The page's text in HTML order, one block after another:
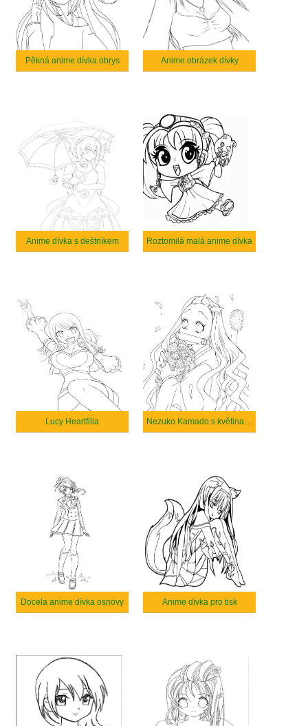
Pěkná anime dívka obrys Anime obrázek dívky
Anime dívka s deštníkem Roztomilá malá anime dívka
Lucy Heartfilia Nezuko Kamado s květinami
Docela anime dívka osnovy Anime dívka pro tisk